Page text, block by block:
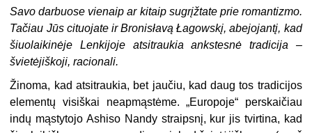
Savo darbuose vienaip ar kitaip sugrįžtate prie romantizmo.
Tačiau Jūs cituojate ir Bronisłavą Łagowskį, abejojantį, kad
šiuolaikinėje Lenkijoje atsitraukia ankstesnė tradicija –
švietėjiškoji, racionali.
Žinoma, kad atsitraukia, bet jaučiu, kad daug tos tradicijos
elementų visiškai neapmąstėme. „Europoje“ perskaičiau
indų mąstytojo Ashiso Nandy straipsnį, kur jis tvirtina, kad